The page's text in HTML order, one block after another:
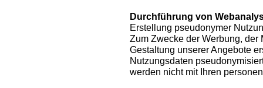
Durchführung von
Erstellung pseudonymer
Zum Zwecke der Werbung, der
Gestaltung unserer Angebote
Nutzungsdaten
werden nicht mit Ihren